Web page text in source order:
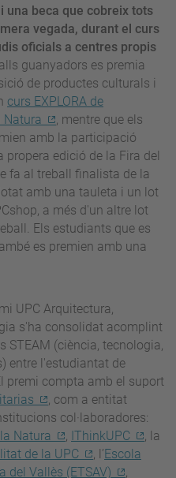
una beca que cobreix tots
vegada, durant el curs
oficials a centres propis
guanyadors es premia
de productes culturals i
curs EXPLORA de
Natura
, mentre que els
amb la participació
propera edició de la Fira del
fa al treball finalista de la
amb una tauleta i un lot
a més d'un altre lot
Els estudiants que es
es premien amb una
UPC Arquitectura,
s'ha consolidat acomplint
STEAM (ciència, tecnologia,
entre l'estudiantat de
premi compta amb el suport
, com a entitat
col·laboradores:
Natura , IThinkUPC
, la
de la UPC
, l’Escola
del Vallès (ETSAV)
,